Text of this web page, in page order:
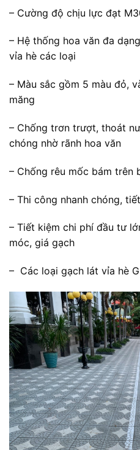
– Cường độ chịu lực đạt
– Hệ thống hoa văn đa
vỉa hè các loại
– Màu sắc gồm 5 màu đỏ,
măng
– Chống trơn trượt, thoát
chóng nhờ rãnh hoa văn
– Chống rêu mốc bám trên
– Thi công nhanh chóng,
– Tiết kiệm chi phí đầu tư
móc, giá gạch
– Các loại gạch lát vỉa hè